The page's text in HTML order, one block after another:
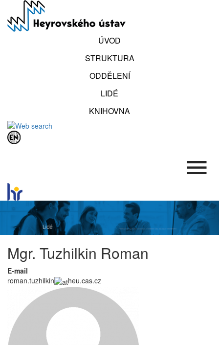
hlavnímu
obsahu
ÚVOD
STRUKTURA
ODDĚLENÍ
LIDÉ
KNIHOVNA
.
Mgr. Tuzhilkin Roman
E-mail
roman.tuzhilkin
heu.cas.cz